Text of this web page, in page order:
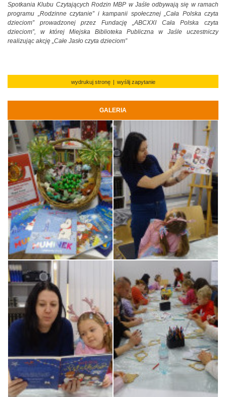
Spotkania Klubu Czytających Rodzin MBP w Jaśle odbywają się w ramach
programu „Rodzinne czytanie” i kampanii społecznej „Cała Polska czyta
dzieciom” prowadzonej przez Fundację „ABCXXI Cała Polska czyta
dzieciom”, w której Miejska Biblioteka Publiczna w Jaśle uczestniczy
realizując akcję „Całe Jasło czyta dzieciom”
wydrukuj stronę | wyślij zapytanie
GALERIA